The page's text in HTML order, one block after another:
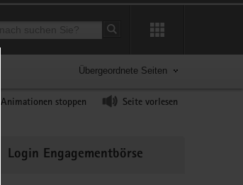
Suchbegriff
Suche starten
Übergeordnete Seiten
Animationen stoppen Seite vorlesen
Informationen
Login Engagementbörse